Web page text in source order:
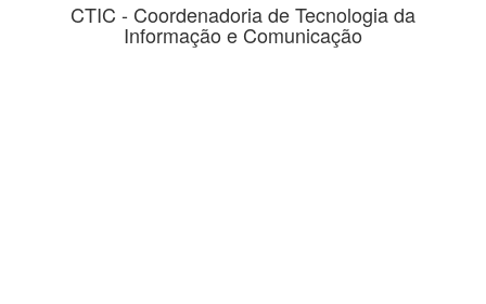
CTIC - Coordenadoria de Tecnologia da
Informação e Comunicação